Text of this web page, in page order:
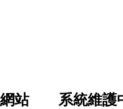
網站 系統維護